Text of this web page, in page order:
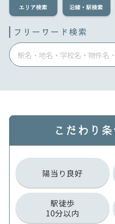
陽当り良好
駅徒歩
10分以内